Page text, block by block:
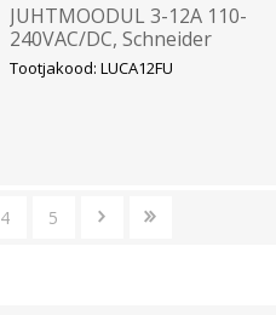
JUHTMOODUL 3-12A 110-
240VAC/DC, Schneider
Tootjakood: LUCA12FU
4 5